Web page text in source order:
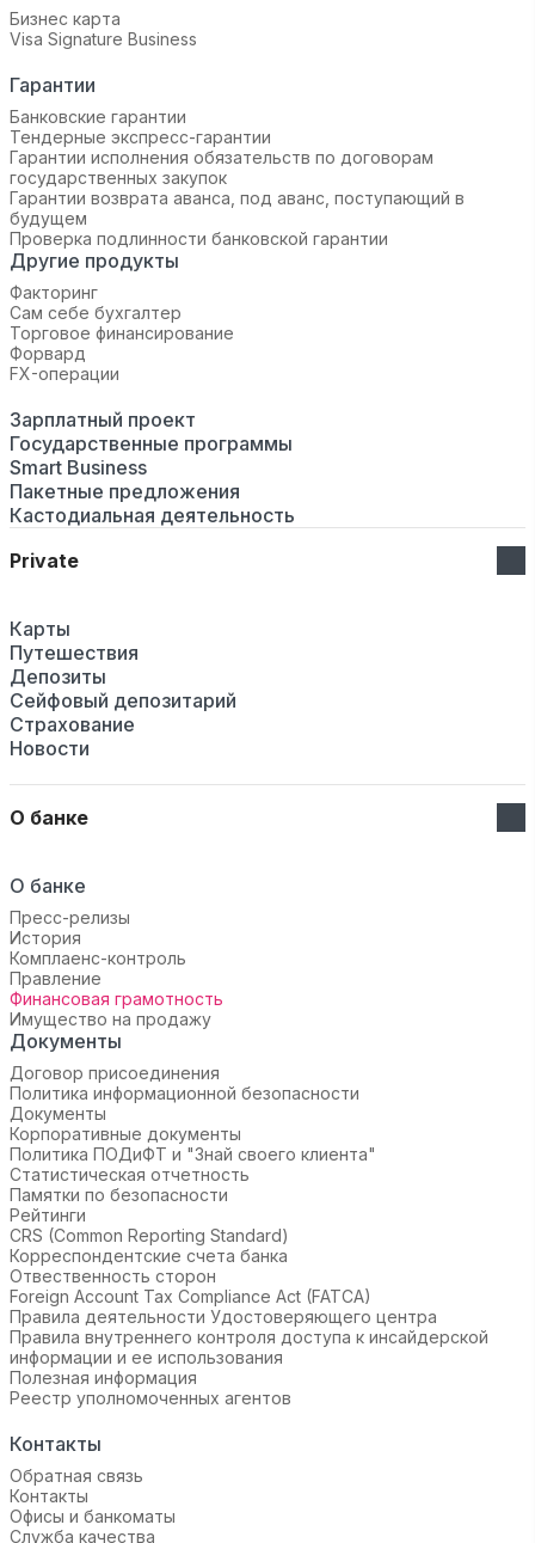
Бизнес карта
Visa Signature Business
Гарантии
Банковские гарантии
Тендерные экспресс-гарантии
Гарантии исполнения обязательств по договорам
государственных закупок
Гарантии возврата аванса, под аванс, поступающий в
будущем
Проверка подлинности банковской гарантии
Другие продукты
Факторинг
Сам себе бухгалтер
Торговое финансирование
Форвард
FX-операции
Зарплатный проект
Государственные программы
Smart Business
Пакетные предложения
Кастодиальная деятельность
Private
Карты
Путешествия
Депозиты
Сейфовый депозитарий
Страхование
Новости
О банке
О банке
Пресс-релизы
История
Комплаенс-контроль
Правление
Финансовая грамотность
Имущество на продажу
Документы
Договор присоединения
Политика информационной безопасности
Документы
Корпоративные документы
Политика ПОДиФТ и "Знай своего клиента"
Статистическая отчетность
Памятки по безопасности
Рейтинги
CRS (Common Reporting Standard)
Корреспондентские счета банка
Отвественность сторон
Foreign Account Tax Compliance Act (FATCA)
Правила деятельности Удостоверяющего центра
Правила внутреннего контроля доступа к инсайдерской
информации и ее использования
Полезная информация
Реестр уполномоченных агентов
Контакты
Обратная связь
Контакты
Офисы и банкоматы
Служба качества